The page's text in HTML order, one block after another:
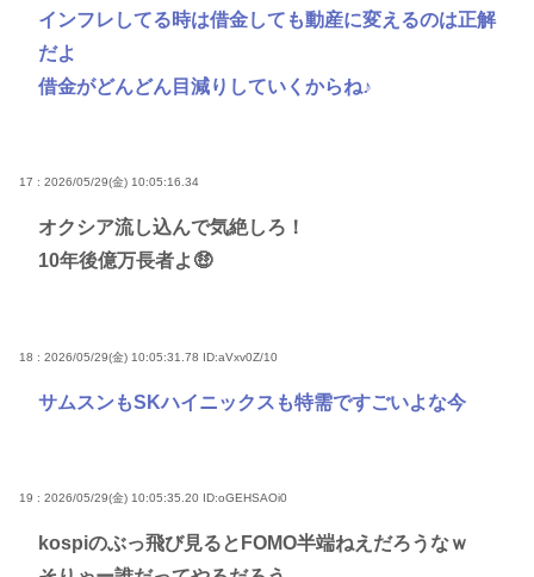
インフレしてる時は借金しても動産に変えるのは正解
だよ
借金がどんどん目減りしていくからね♪
17 : 2026/05/29(金) 10:05:16.34
オクシア流し込んで気絶しろ！
10年後億万長者よ🤑
18 : 2026/05/29(金) 10:05:31.78 ID:aVxv0Z/10
サムスンもSKハイニックスも特需ですごいよな今
19 : 2026/05/29(金) 10:05:35.20 ID:oGEHSAOi0
kospiのぶっ飛び見るとFOMO半端ねえだろうなｗ